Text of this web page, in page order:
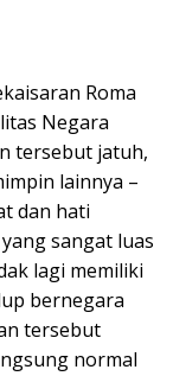
Roma
Negara
tersebut jatuh,
lainnya –
dan hati
sangat luas
lagi memiliki
bernegara
tersebut
normal